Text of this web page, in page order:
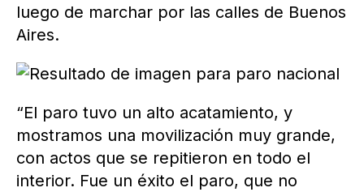
luego de marchar por las calles de Buenos
Aires.
“El paro tuvo un alto acatamiento, y
mostramos una movilización muy grande,
con actos que se repitieron en todo el
interior. Fue un éxito el paro, que no